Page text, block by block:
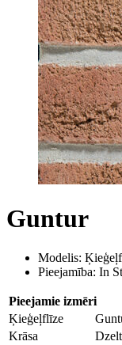
Guntur
Modelis:
Pieejamība: In
Pieejamie izmēri
Ķieģeļflīze
Krāsa